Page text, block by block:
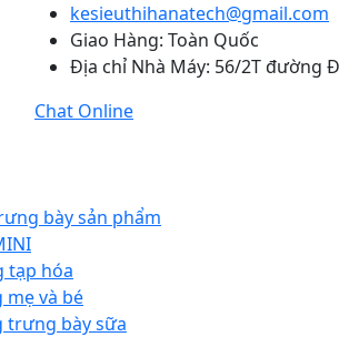
kesieuthihanatech@gmail.com
Giao Hàng: Toàn Quốc
Địa chỉ Nhà Máy: 56/2T đường
Chat Online
bày sản phẩm
tạp hóa
mẹ và bé
trưng bày sữa